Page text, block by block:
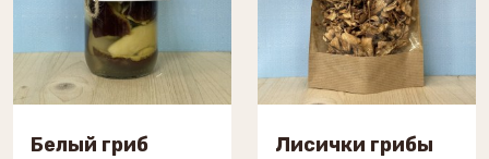
Белый гриб
Лисички грибы